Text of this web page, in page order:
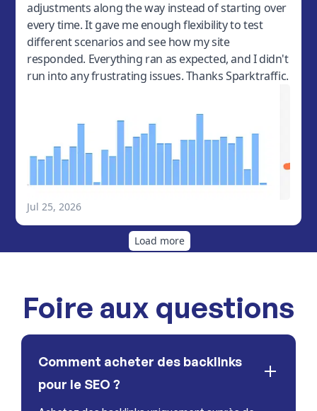
Foire aux questions
Comment acheter des backlinks
pour le SEO ?